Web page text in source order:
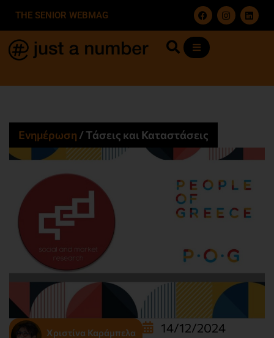
THE SENIOR WEBMAG
Ενημέρωση /Τάσεις και Καταστάσεις
Χριστίνα Καράμπελα 14/12/2024